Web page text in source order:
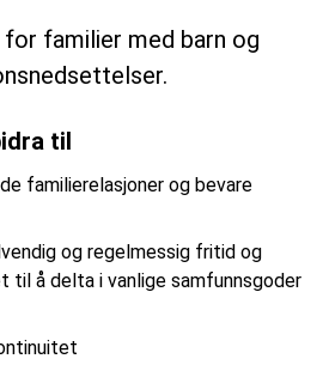
familier med barn og
til
familierelasjoner og bevare
og regelmessig fritid og
til å delta i vanlige samfunnsgoder